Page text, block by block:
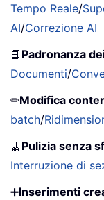
Tempo Reale/
AI/Correzione AI
📘 Padronanza
Documenti/
✏Modifica
batch/
🧹 Pulizia senza
Interruzione di
➕Inserimenti